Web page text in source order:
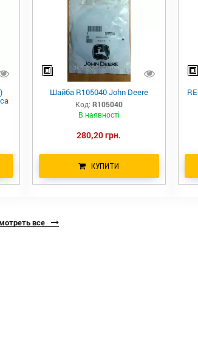
Шайба R105040 John Deere
Код: R105040
В наявності
280,20 грн.
КУПИТИ
все